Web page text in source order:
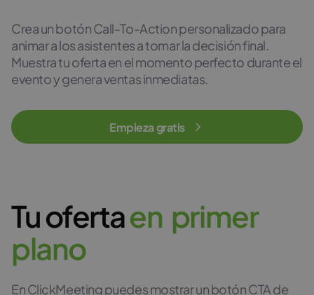
Crea un botón Call-To-Action personalizado para
animar a los asistentes a tomar la decisión final.
Muestra tu oferta en el momento perfecto durante el
evento y genera ventas inmediatas.
Empieza gratis
Tu ofertaen primer
plano
En ClickMeeting puedes mostrar un botón CTA de